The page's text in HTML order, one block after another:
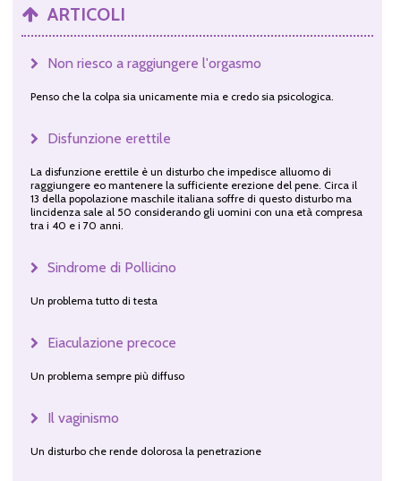
ARTICOLI
Non riesco a raggiungere l'orgasmo
Penso che la colpa sia unicamente mia e credo sia psicologica.
Disfunzione erettile
La disfunzione erettile è un disturbo che impedisce alluomo di
raggiungere eo mantenere la sufficiente erezione del pene. Circa il
13 della popolazione maschile italiana soffre di questo disturbo ma
lincidenza sale al 50 considerando gli uomini con una età compresa
tra i 40 e i 70 anni.
Sindrome di Pollicino
Un problema tutto di testa
Eiaculazione precoce
Un problema sempre più diffuso
Il vaginismo
Un disturbo che rende dolorosa la penetrazione